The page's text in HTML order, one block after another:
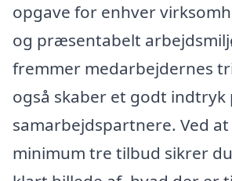
opgave for enhver
og præsentabelt
fremmer medarbejdernes
også skaber et godt indtryk
samarbejdspartnere. Ved
minimum tre tilbud sikrer